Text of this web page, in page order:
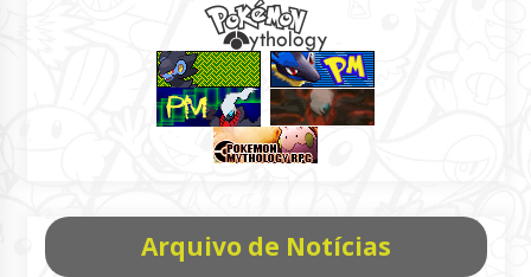
Arquivo de Notícias